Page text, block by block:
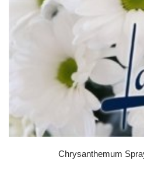
Chrysanthemum